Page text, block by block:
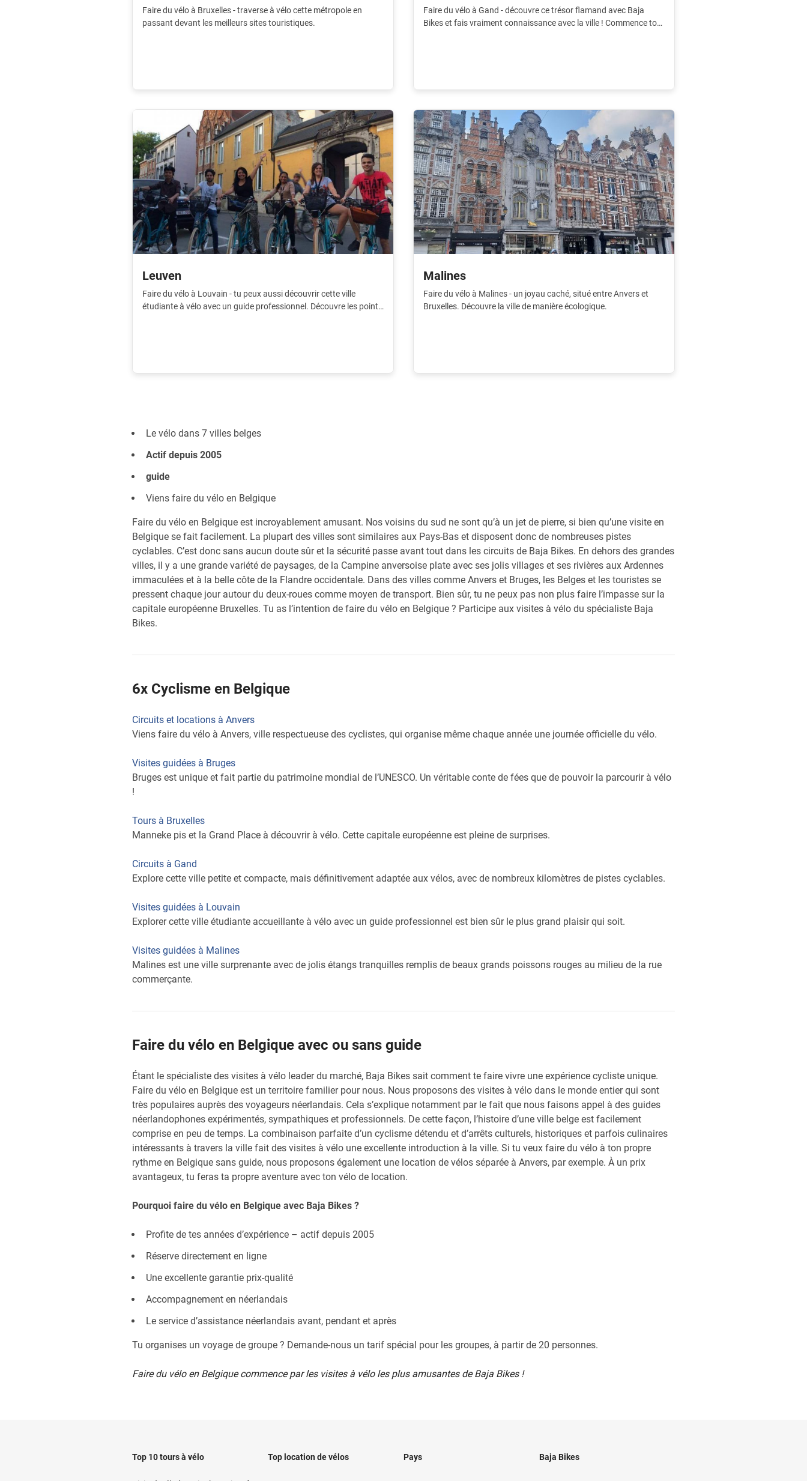
Faire du vélo à Bruxelles - traverse à vélo cette métropole en
passant devant les meilleurs sites touristiques.
Faire du vélo à Gand - découvre ce trésor flamand avec Baja
Bikes et fais vraiment connaissance avec la ville ! Commence ton
Leuven
Faire du vélo à Louvain - tu peux aussi découvrir cette ville
étudiante à vélo avec un guide professionnel. Découvre les points
Malines
Faire du vélo à Malines - un joyau caché, situé entre Anvers et
Bruxelles. Découvre la ville de manière écologique.
Le vélo dans 7 villes belges
Actif depuis 2005
guide
Viens faire du vélo en Belgique
Faire du vélo en Belgique est incroyablement amusant. Nos voisins du sud ne sont qu’à un jet de pierre, si bien qu’une visite en
Belgique se fait facilement. La plupart des villes sont similaires aux Pays-Bas et disposent donc de nombreuses pistes
cyclables. C’est donc sans aucun doute sûr et la sécurité passe avant tout dans les circuits de Baja Bikes. En dehors des grandes
villes, il y a une grande variété de paysages, de la Campine anversoise plate avec ses jolis villages et ses rivières aux Ardennes
immaculées et à la belle côte de la Flandre occidentale. Dans des villes comme Anvers et Bruges, les Belges et les touristes se
pressent chaque jour autour du deux-roues comme moyen de transport. Bien sûr, tu ne peux pas non plus faire l’impasse sur la
capitale européenne Bruxelles. Tu as l’intention de faire du vélo en Belgique ? Participe aux visites à vélo du spécialiste Baja
Bikes.
6x Cyclisme en Belgique
Circuits et locations à Anvers
Viens faire du vélo à Anvers, ville respectueuse des cyclistes, qui organise même chaque année une journée officielle du vélo.
Visites guidées à Bruges
Bruges est unique et fait partie du patrimoine mondial de l’UNESCO. Un véritable conte de fées que de pouvoir la parcourir à vélo
!
Tours à Bruxelles
Manneke pis et la Grand Place à découvrir à vélo. Cette capitale européenne est pleine de surprises.
Circuits à Gand
Explore cette ville petite et compacte, mais définitivement adaptée aux vélos, avec de nombreux kilomètres de pistes cyclables.
Visites guidées à Louvain
Explorer cette ville étudiante accueillante à vélo avec un guide professionnel est bien sûr le plus grand plaisir qui soit.
Visites guidées à Malines
Malines est une ville surprenante avec de jolis étangs tranquilles remplis de beaux grands poissons rouges au milieu de la rue
commerçante.
Faire du vélo en Belgique avec ou sans guide
Étant le spécialiste des visites à vélo leader du marché, Baja Bikes sait comment te faire vivre une expérience cycliste unique.
Faire du vélo en Belgique est un territoire familier pour nous. Nous proposons des visites à vélo dans le monde entier qui sont
très populaires auprès des voyageurs néerlandais. Cela s’explique notamment par le fait que nous faisons appel à des guides
néerlandophones expérimentés, sympathiques et professionnels. De cette façon, l’histoire d’une ville belge est facilement
comprise en peu de temps. La combinaison parfaite d’un cyclisme détendu et d’arrêts culturels, historiques et parfois culinaires
intéressants à travers la ville fait des visites à vélo une excellente introduction à la ville. Si tu veux faire du vélo à ton propre
rythme en Belgique sans guide, nous proposons également une location de vélos séparée à Anvers, par exemple. À un prix
avantageux, tu feras ta propre aventure avec ton vélo de location.
Pourquoi faire du vélo en Belgique avec Baja Bikes ?
Profite de tes années d’expérience – actif depuis 2005
Réserve directement en ligne
Une excellente garantie prix-qualité
Accompagnement en néerlandais
Le service d’assistance néerlandais avant, pendant et après
Tu organises un voyage de groupe ? Demande-nous un tarif spécial pour les groupes, à partir de 20 personnes.
Faire du vélo en Belgique commence par les visites à vélo les plus amusantes de Baja Bikes !
Top 10 tours à vélo Top location de vélos Pays Baja Bikes